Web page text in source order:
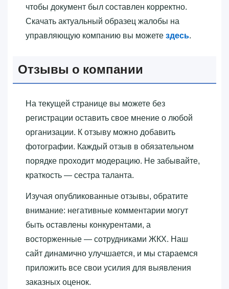
чтобы документ был составлен корректно.
Скачать актуальный образец жалобы на
управляющую компанию вы можете здесь.
Отзывы о компании
На текущей странице вы можете без
регистрации оставить свое мнение о любой
организации. К отзыву можно добавить
фотографии. Каждый отзыв в обязательном
порядке проходит модерацию. Не забывайте,
краткость — сестра таланта.
Изучая опубликованные отзывы, обратите
внимание: негативные комментарии могут
быть оставлены конкурентами, а
восторженные — сотрудниками ЖКХ. Наш
сайт динамично улучшается, и мы стараемся
приложить все свои усилия для выявления
заказных оценок.